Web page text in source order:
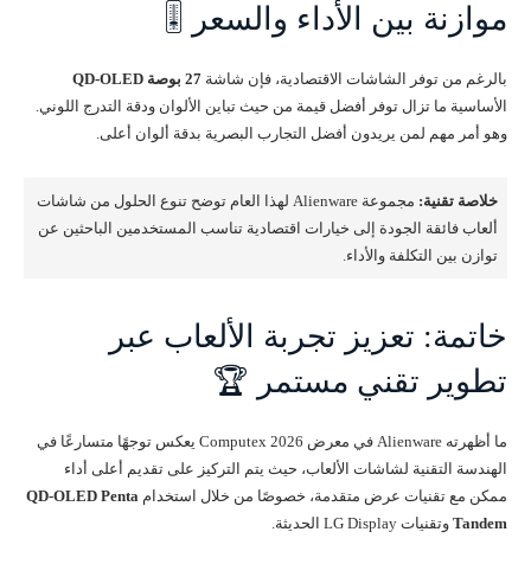
موازنة بين الأداء والسعر 🎚️
بالرغم من توفر الشاشات الاقتصادية، فإن شاشة 27 بوصة QD-OLED
الأساسية ما تزال توفر أفضل قيمة من حيث تباين الألوان ودقة التدرج اللوني.
وهو أمر مهم لمن يريدون أفضل التجارب البصرية بدقة ألوان أعلى.
خلاصة تقنية:
مجموعة Alienware لهذا العام توضح تنوع الحلول من شاشات
ألعاب فائقة الجودة إلى خيارات اقتصادية تناسب المستخدمين الباحثين عن
توازن بين التكلفة والأداء.
خاتمة: تعزيز تجربة الألعاب عبر
تطوير تقني مستمر 🏆
ما أظهرته Alienware في معرض Computex 2026 يعكس توجهًا متسارعًا في
الهندسة التقنية لشاشات الألعاب، حيث يتم التركيز على تقديم أعلى أداء
ممكن مع تقنيات عرض متقدمة، خصوصًا من خلال استخدام QD-OLED Penta
Tandem وتقنيات LG Display الحديثة.